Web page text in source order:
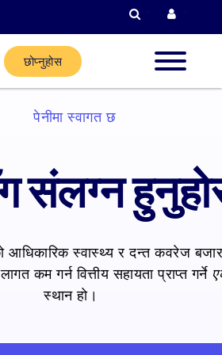
खोजी गर्नुहोस्
छोप्नुहोस
ग्राहकहरू
साझेदार
गर्नुहोस्
पेनीमा स्वागत छ
संलग्न
आधिकारिक स्वास्थ्य र दन्त कवरेज
कम गर्न वित्तीय सहायता प्राप्त गर्ने
स्थान हो।